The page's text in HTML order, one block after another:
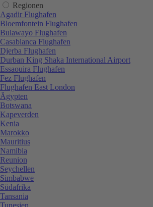
Regionen
Agadir Flughafen
Bloemfontein Flughafen
Bulawayo Flughafen
Casablanca Flughafen
Djerba Flughafen
Durban King Shaka International Airport
Essaouira Flughafen
Fez Flughafen
Flughafen East London
Ägypten
Botswana
Kapeverden
Kenia
Marokko
Mauritius
Namibia
Reunion
Seychellen
Simbabwe
Südafrika
Tansania
Tunesien